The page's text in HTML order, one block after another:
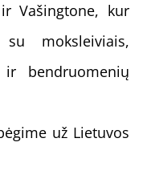
Vašingtone, kur
moksleiviais,
bendruomenių
už Lietuvos